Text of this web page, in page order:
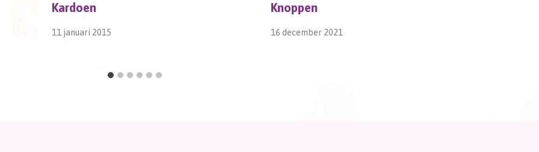
Kardoen
11 januari 2015
Knoppen
16 december 2021